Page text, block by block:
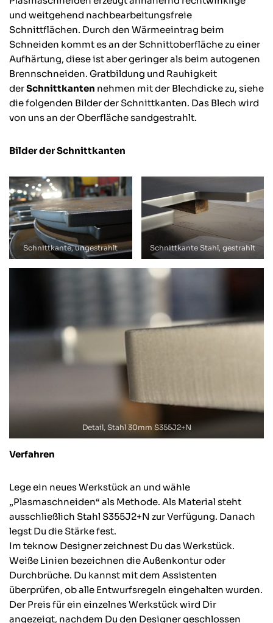
und weitgehend nachbearbeitungsfreie
Schnittflächen. Durch den Wärmeeintrag beim
Schneiden kommt es an der Schnittoberfläche zu einer
Aufhärtung, diese ist aber geringer als beim autogenen
Brennschneiden. Gratbildung und Rauhigkeit
derSchnittkanten nehmen mit der Blechdicke zu, siehe
die folgenden Bilder der Schnittkanten. Das Blech wird
von uns an der Oberfläche sandgestrahlt.
Bilder der Schnittkanten
Schnittkante, ungestrahlt Schnittkante Stahl, gestrahlt
Detail, Stahl 30mm S355J2+N
Verfahren
Lege ein neues Werkstück an und wähle
„Plasmaschneiden“ als Methode. Als Material steht
ausschließlich Stahl S355J2+N zur Verfügung. Danach
legst Du die Stärke fest.
Im teknow Designer zeichnest Du das Werkstück.
Weiße Linien bezeichnen die Außenkontur oder
Durchbrüche. Du kannst mit dem Assistenten
überprüfen, ob alle Entwurfsregeln eingehalten wurden.
Der Preis für ein einzelnes Werkstück wird Dir
angezeigt, nachdem Du den Designer geschlossen